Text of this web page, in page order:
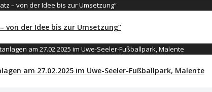
von der Idee bis zur Umsetzung“
am 27.02.2025 im Uwe-Seeler-Fußballpark, Malente